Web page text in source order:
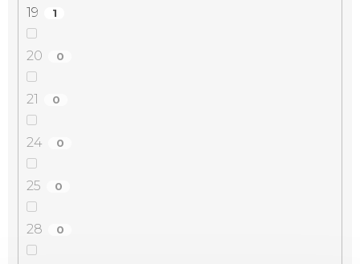
19 1
20 0
21 0
24 0
25 0
28 0